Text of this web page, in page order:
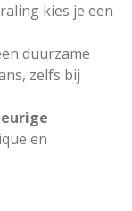
kies je een
duurzame
zelfs bij
en